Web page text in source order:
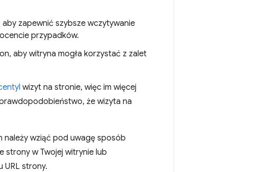
zapewnić szybsze wczytywanie
przypadków.
aby witryna mogła korzystać z zalet
wizyt na stronie, więc im więcej
że wizyta na
wziąć pod uwagę sposób
strony w Twojej witrynie lub
strony.